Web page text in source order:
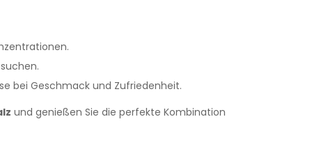
bei Geschmack und Zufriedenheit.
und genießen Sie die perfekte Kombination